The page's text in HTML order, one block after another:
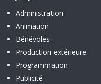
Administration
Animation
Bénévoles
Production extérieure
Programmation
Publicité